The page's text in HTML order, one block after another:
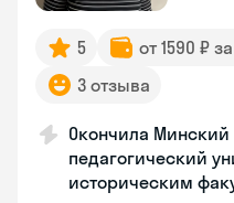
5 от 1590 ₽
3 отзыва
Окончила Минский
педагогический
историческим